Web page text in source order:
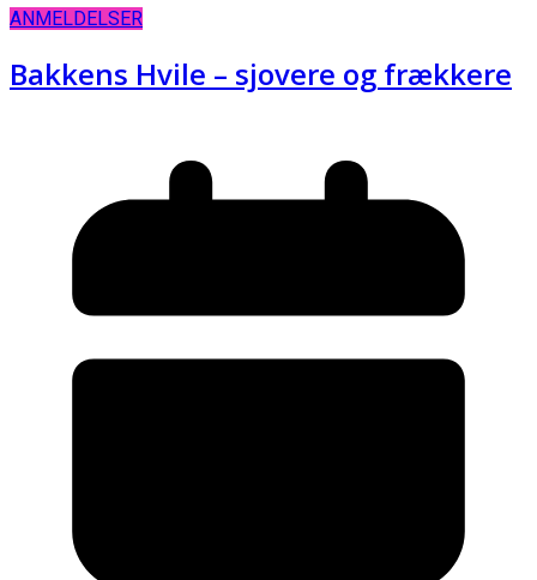
ANMELDELSER
Bakkens Hvile – sjovere og frækkere